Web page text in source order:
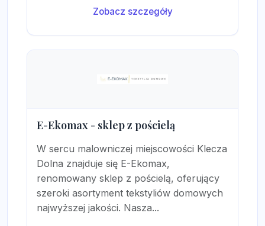
Zobacz szczegóły
E-Ekomax - sklep z pościelą
W sercu malowniczej miejscowości Klecza
Dolna znajduje się E-Ekomax,
renomowany sklep z pościelą, oferujący
szeroki asortyment tekstyliów domowych
najwyższej jakości. Nasza...